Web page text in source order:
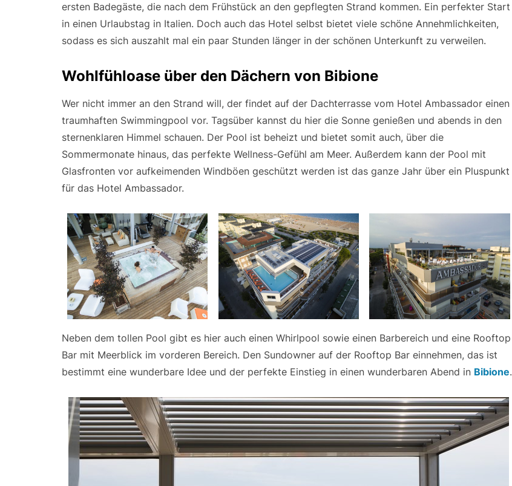
ersten Badegäste, die nach dem Frühstück an den gepflegten Strand kommen. Ein perfekter Start
in einen Urlaubstag in Italien. Doch auch das Hotel selbst bietet viele schöne Annehmlichkeiten,
sodass es sich auszahlt mal ein paar Stunden länger in der schönen Unterkunft zu verweilen.
Wohlfühloase über den Dächern von Bibione
Wer nicht immer an den Strand will, der findet auf der Dachterrasse vom Hotel Ambassador einen
traumhaften Swimmingpool vor. Tagsüber kannst du hier die Sonne genießen und abends in den
sternenklaren Himmel schauen. Der Pool ist beheizt und bietet somit auch, über die
Sommermonate hinaus, das perfekte Wellness-Gefühl am Meer. Außerdem kann der Pool mit
Glasfronten vor aufkeimenden Windböen geschützt werden ist das ganze Jahr über ein Pluspunkt
für das Hotel Ambassador.
Neben dem tollen Pool gibt es hier auch einen Whirlpool sowie einen Barbereich und eine Rooftop
Bar mit Meerblick im vorderen Bereich. Den Sundowner auf der Rooftop Bar einnehmen, das ist
bestimmt eine wunderbare Idee und der perfekte Einstieg in einen wunderbaren Abend in Bibione.